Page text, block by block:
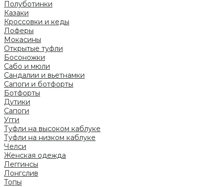
Полуботинки
Казаки
Кроссовки и кеды
Лоферы
Мокасины
Открытые туфли
Босоножки
Сабо и мюли
Сандалии и вьетнамки
Сапоги и ботфорты
Ботфорты
Дутики
Сапоги
Угги
Туфли на высоком каблуке
Туфли на низком каблуке
Челси
Женская одежда
Леггинсы
Лонгслив
Топы